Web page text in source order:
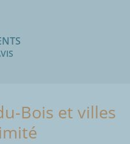
Bois et villes